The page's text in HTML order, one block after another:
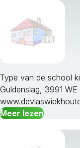
Type van de school
Guldenslag, 3991 WE
Meer lezen